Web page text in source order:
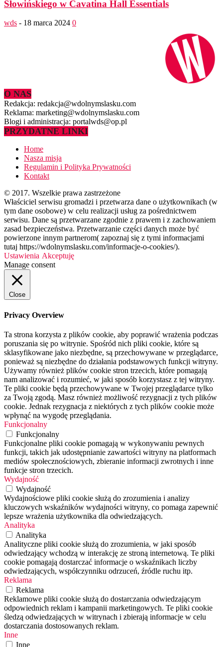
Słowińskiego w Cavatina Hall Essentials
wds - 18 marca 2024 0
O NAS
Redakcja: redakcja@wdolnymslasku.com
Reklama: marketing@wdolnymslasku.com
Blogi i administracja: portalwds@op.pl
PRZYDATNE LINKI
Home
Nasza misja
Regulamin i Polityka Prywatności
Kontakt
© 2017. Wszelkie prawa zastrzeżone
Właściciel serwisu gromadzi i przetwarza dane o użytkownikach (w
tym dane osobowe) w celu realizacji usług za pośrednictwem
serwisu. Dane są przetwarzane zgodnie z prawem i z zachowaniem
zasad bezpieczeństwa. Przetwarzanie części danych może być
powierzone innym partnerom( zapoznaj się z tymi informacjami
tutaj https://wdolnymslasku.com/informacje-o-cookies/).
Ustawienia Akceptuję
Manage consent
Close
Privacy Overview
Ta strona korzysta z plików cookie, aby poprawić wrażenia podczas
poruszania się po witrynie. Spośród nich pliki cookie, które są
sklasyfikowane jako niezbędne, są przechowywane w przeglądarce,
ponieważ są niezbędne do działania podstawowych funkcji witryny.
Używamy również plików cookie stron trzecich, które pomagają
nam analizować i rozumieć, w jaki sposób korzystasz z tej witryny.
Te pliki cookie będą przechowywane w Twojej przeglądarce tylko
za Twoją zgodą. Masz również możliwość rezygnacji z tych plików
cookie. Jednak rezygnacja z niektórych z tych plików cookie może
wpłynąć na wygodę przeglądania.
Funkcjonalny
Funkcjonalny
Funkcjonalne pliki cookie pomagają w wykonywaniu pewnych
funkcji, takich jak udostępnianie zawartości witryny na platformach
mediów społecznościowych, zbieranie informacji zwrotnych i inne
funkcje stron trzecich.
Wydajność
Wydajność
Wydajnościowe pliki cookie służą do zrozumienia i analizy
kluczowych wskaźników wydajności witryny, co pomaga zapewnić
lepsze wrażenia użytkownika dla odwiedzających.
Analityka
Analityka
Analityczne pliki cookie służą do zrozumienia, w jaki sposób
odwiedzający wchodzą w interakcję ze stroną internetową. Te pliki
cookie pomagają dostarczać informacje o wskaźnikach liczby
odwiedzających, współczynniku odrzuceń, źródle ruchu itp.
Reklama
Reklama
Reklamowe pliki cookie służą do dostarczania odwiedzającym
odpowiednich reklam i kampanii marketingowych. Te pliki cookie
śledzą odwiedzających w witrynach i zbierają informacje w celu
dostarczania dostosowanych reklam.
Inne
Inne